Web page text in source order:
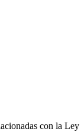
con la Ley